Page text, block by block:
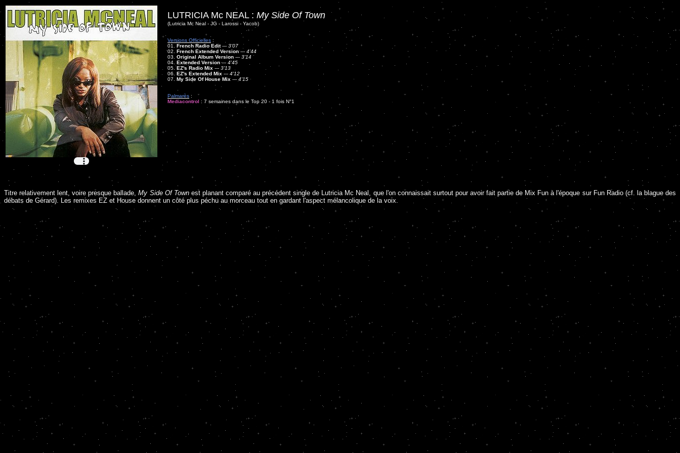
LUTRICIA Mc NEAL : My Side Of Town
(Lutricia Mc Neal - JG - Larossi - Yacob)
Versions Officielles :
01. French Radio Edit--- 3'07
02. French Extended Version--- 4'44
03.Original Album Version --- 3'14
04. Extended Version--- 4'45
05.EZ's Radio Mix --- 3'13
06. EZ's Extended Mix --- 4'12
07. My Side Of House Mix --- 4'15
Palmarès :
Mediacontrol : 7 semaines dans le Top 20 - 1 fois N°1
Titre relativement lent, voire presque ballade,My Side Of Townest planant comparé au précédent single de Lutricia Mc Neal, que l'on connaissait surtout pour avoir fait partie de Mix Fun à l'époque sur Fun Radio (cf. la blague des
débats de Gérard). Les remixes EZ et House donnent un côté plus péchu au morceau tout en gardant l'aspect mélancolique de la voix.